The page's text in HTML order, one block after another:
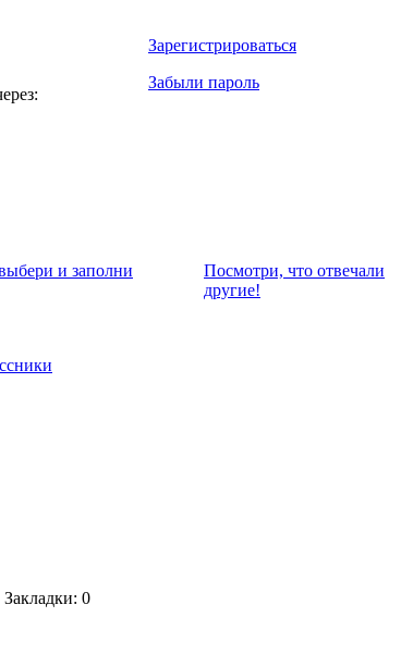
Зарегистрироваться
Забыли пароль
и заполни
Посмотри, что отвeчали
другие!
0